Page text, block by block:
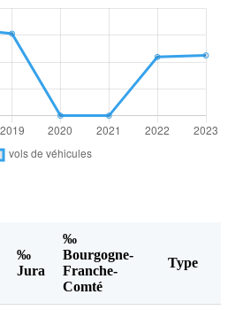
‰
Jura
‰
Bourgogne-
Franche-
Comté
Type